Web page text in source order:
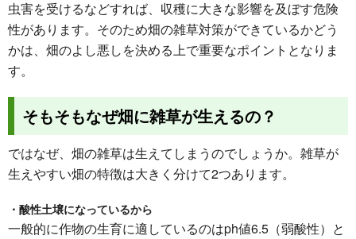
虫害を受けるなどすれば、収穫に大きな影響を及ぼす危険
性があります。そのため畑の雑草対策ができているかどう
かは、畑のよし悪しを決める上で重要なポイントとなりま
す。
そもそもなぜ畑に雑草が生えるの？
ではなぜ、畑の雑草は生えてしまうのでしょうか。雑草が
生えやすい畑の特徴は大きく分けて2つあります。
・酸性土壌になっているから
一般的に作物の生育に適しているのはph値6.5（弱酸性）と